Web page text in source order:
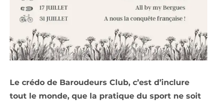
Le crédo de Baroudeurs Club, c’est d’inclure
tout le monde, que la pratique du sport ne soit